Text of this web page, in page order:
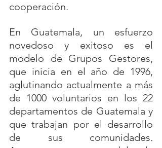
cooperación.
En Guatemala, un esfuerzo
novedoso y exitoso es el
modelo de Grupos Gestores,
que inicia en el año de 1996,
aglutinando actualmente a más
de 1000 voluntarios en los 22
departamentos de Guatemala y
que trabajan por el desarrollo
de sus comunidades.